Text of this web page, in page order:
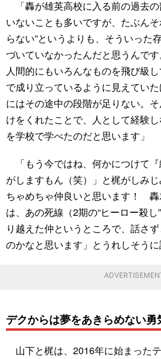
「轟が雄英高校に入る前の過去
いないことも多いですが、たぶん
らない”というよりも、そういった
づいていなかったんだと思うんです
人間的にもいろんなものを飛び級
で成り立っているように見えてい
にはその途中の段階が足りない。
けをくれたことで、人として経験
を学校で学べたのだと思います」
「もう今ではね、何かにつけて
がしますもん（笑）」と梶がしみ
ちゃめちゃ仲良いと思います！ 轟
は、あの死線（2期の“ヒーロー殺
り越えた仲というところで、話さ
のかなと思います」とうれしそうに
デクからは夢をあきらめない勇
山下と梶は、2016年に始まった